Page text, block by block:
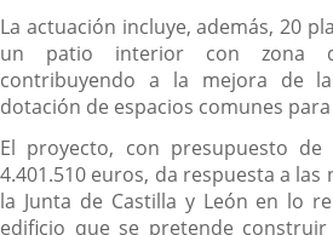
La actuación incluye, además, 20
un patio interior con zona
contribuyendo a la mejora de
dotación de espacios comunes
El proyecto, con presupuesto de
4.401.510 euros, da respuesta a
la Junta de Castilla y León en lo
edificio que se pretende